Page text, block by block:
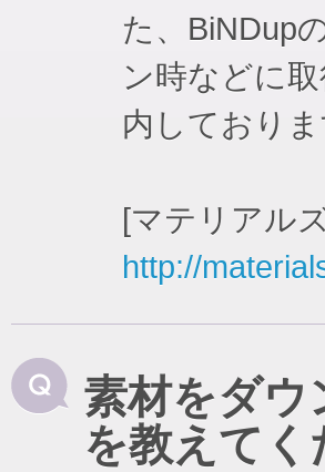
た、BiNDup
ン時などに
内しており
[マテリアル
http://
素材をダウ
を教えてく